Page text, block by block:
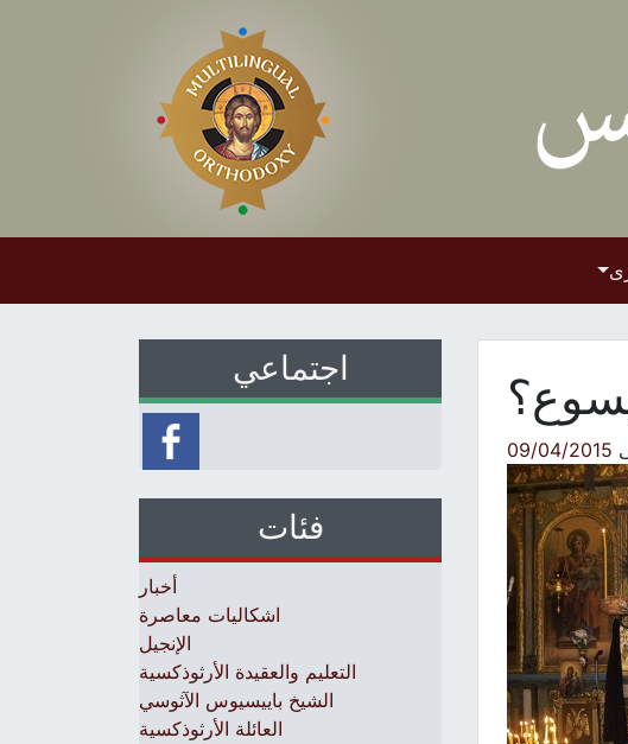
09/04/2015
اجتماعي
فئات
أخبار
اشكاليات معاصرة
الإنجيل
التعليم والعقيدة الأرثوذكسية
الشيخ باييسيوس الآثوسي
العائلة الأرثوذكسية